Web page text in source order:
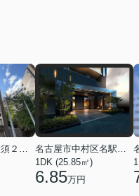
名古屋市中区大須２丁目
名古屋市中村区名駅南３丁目
1DK (25.85㎡)
6.85万円